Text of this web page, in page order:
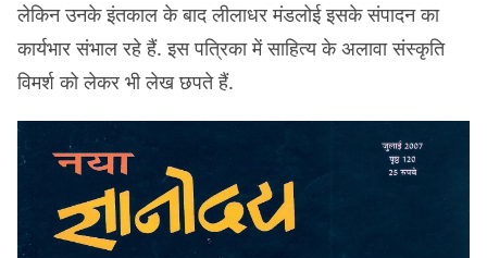
लेकिन उनके इंतकाल के बाद लीलाधर मंडलोई इसके संपादन का
कार्यभार संभाल रहे हैं. इस पत्रिका में साहित्य के अलावा संस्कृति
विमर्श को लेकर भी लेख छपते हैं.